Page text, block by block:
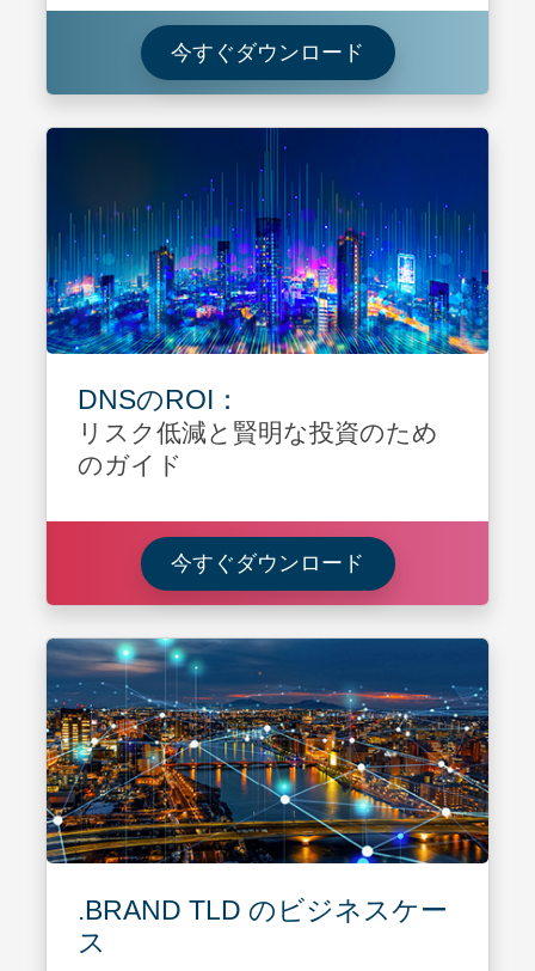
今すぐダウンロード Download ドメ
DNSのROI：
リスク低減と賢明な投資のため
のガイド
今すぐダウンロード DNSのROI：リ
.BRAND TLD のビジネスケー
ス